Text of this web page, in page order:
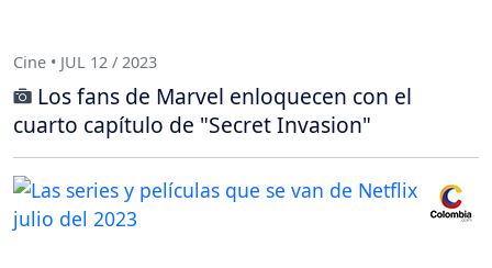
Cine • JUL 12 / 2023
Los fans de Marvel enloquecen con el
cuarto capítulo de "Secret Invasion"